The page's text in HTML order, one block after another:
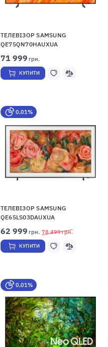
ТЕЛЕВІЗОР SAMSUNG
QE75QN70HAUXUA
71 999 грн.
КУПИТИ
0,01%
ТЕЛЕВІЗОР SAMSUNG
QE65LS03DAUXUA
78 499грн.
62 999 грн.
КУПИТИ
0,01%